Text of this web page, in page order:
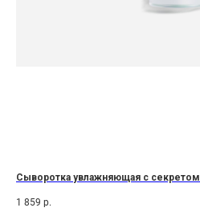
Сыворотка увлажняющая с секретом
1 859 р.